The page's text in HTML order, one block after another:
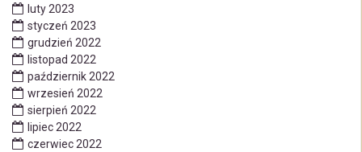
luty 2023
styczeń 2023
grudzień 2022
listopad 2022
październik 2022
wrzesień 2022
sierpień 2022
lipiec 2022
czerwiec 2022